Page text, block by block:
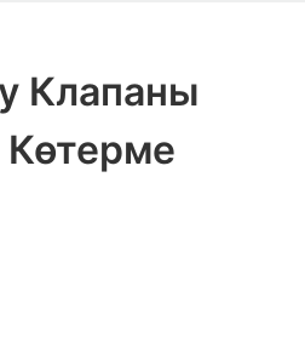
Клапаны